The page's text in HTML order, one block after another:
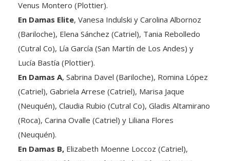
En Damas Elite , Vanesa Indulski y Carolina Albornoz
(Bariloche), Elena Sánchez (Catriel), Tania Rebolledo
(Cutral Co), Lía García (San Martín de Los Andes) y
Lucía Bastía (Plottier).
En Damas A, Sabrina Davel (Bariloche), Romina López
(Catriel), Gabriela Arrese (Catriel), Marisa Jaque
(Neuquén), Claudia Rubio (Cutral Co), Gladis Altamirano
(Roca), Carina Ovalle (Catriel) y Liliana Flores
(Neuquén).
En Damas B,
Argentina Avilés (Neuquén), Gladys Díaz (Plottier),